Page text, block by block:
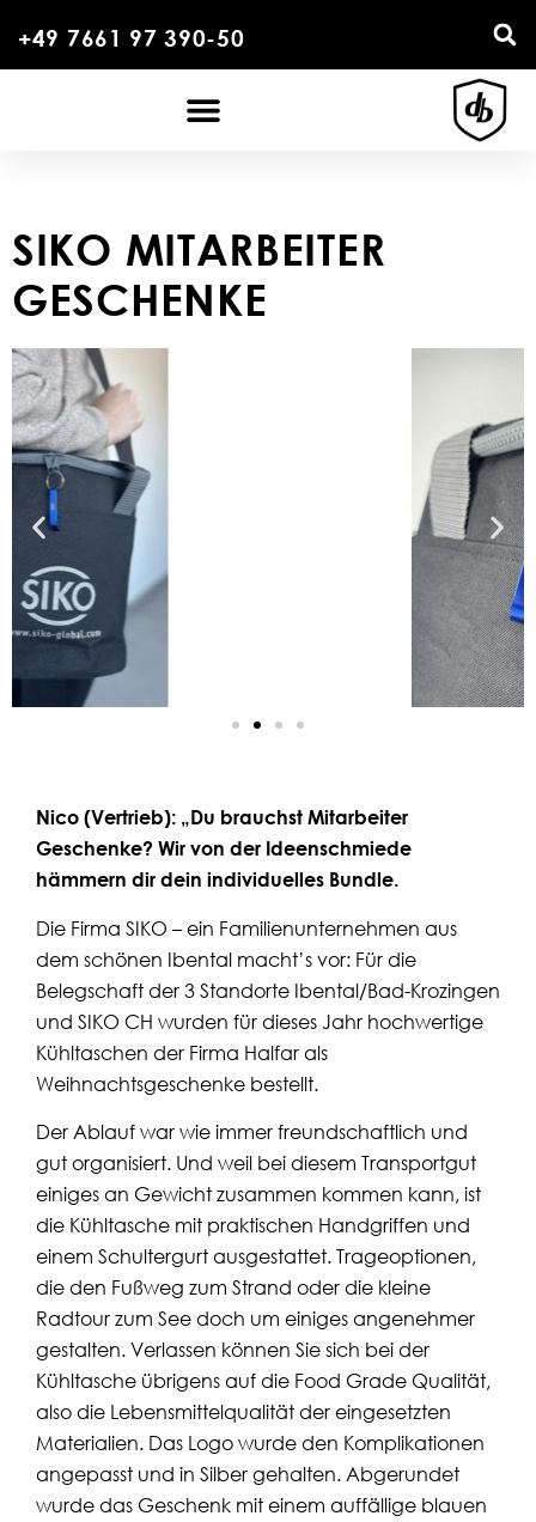
+49 7661 97 390-50
SIKO MITARBEITER
GESCHENKE
Nico (Vertrieb): „Du brauchst Mitarbeiter
Geschenke? Wir von der Ideenschmiede
hämmern dir dein individuelles Bundle.
Die Firma SIKO – ein Familienunternehmen aus
dem schönen Ibental macht’s vor: Für die
Belegschaft der 3 Standorte Ibental/Bad-Krozingen
und SIKO CH wurden für dieses Jahr hochwertige
Kühltaschen der Firma Halfar als
Weihnachtsgeschenke bestellt.
Der Ablauf war wie immer freundschaftlich und
gut organisiert. Und weil bei diesem Transportgut
einiges an Ge­wicht zusammen kommen kann, ist
die Kühltasche mit praktischen Handgriffen und
einem Schultergurt ausgestattet. Trageoptionen,
die den Fußweg zum Strand oder die kleine
Radtour zum See doch um einiges angenehmer
gestalten. Verlassen können Sie sich bei der
Kühltasche übrigens auf die Food Grade Qualität,
also die Lebensmittelqualität der eingesetzten
Materialien. Das Logo wurde den Komplikationen
angepasst und in Silber gehalten. Abgerundet
wurde das Geschenk mit einem auffällige blauen